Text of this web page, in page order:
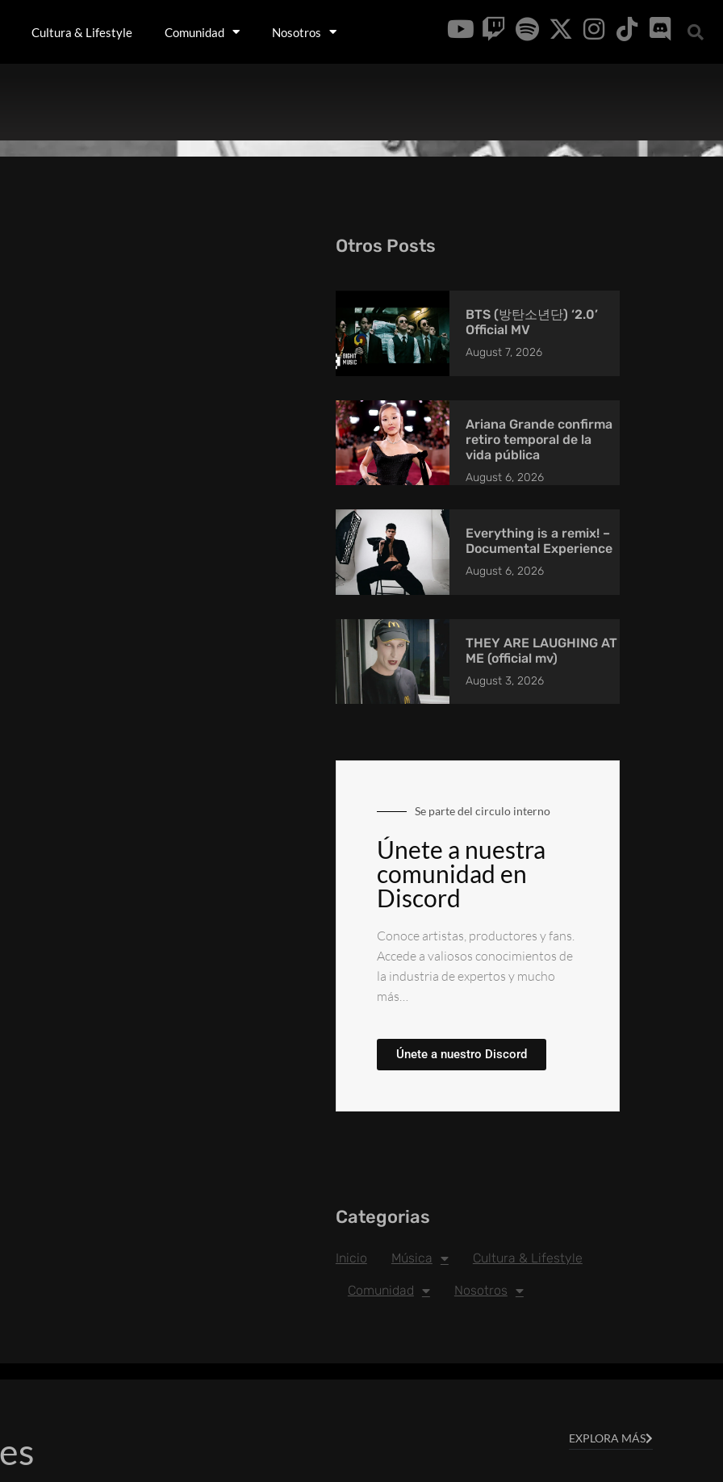
Cultura & Lifestyle Comunidad Nosotros
Otros Posts
BTS (방탄소년단) ‘2.0’
Official MV
August 7, 2026
Ariana Grande confirma
retiro temporal de la
vida pública
August 6, 2026
Everything is a remix! –
Documental Experience
August 6, 2026
THEY ARE LAUGHING AT
ME (official mv)
August 3, 2026
Se parte del circulo interno
Únete a nuestra
comunidad en
Discord
Conoce artistas, productores y fans.
Accede a valiosos conocimientos de
la industria de expertos y mucho
más…
Únete a nuestro Discord
Categorias
Inicio Música Cultura & Lifestyle
Comunidad Nosotros
EXPLORA MÁS